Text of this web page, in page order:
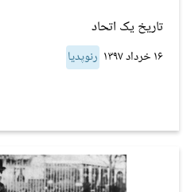
تاریخ یک اتحاد
۱۶ خرداد ۱۳۹۷ رنوپدیا